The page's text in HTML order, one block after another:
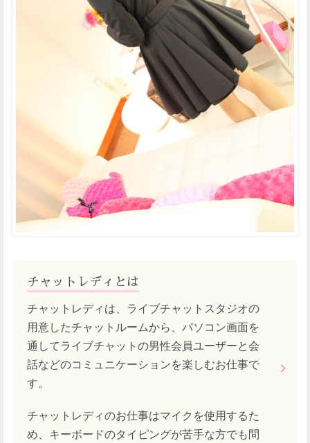
チャットレディとは
チャットレディは、ライブチャットスタジオの
用意したチャットルームから、パソコン画面を
通してライブチャットの男性会員ユーザーと会
話などのコミュニケーションを楽しむお仕事で
す。
チャットレディのお仕事はマイクを使用するた
め、キーボードのタイピングが苦手な方でも問